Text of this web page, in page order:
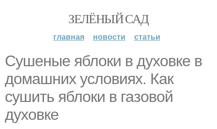
ЗЕЛЁНЫЙ САД
главная новости статьи
Сушеные яблоки в духовке в
домашних условиях. Как
сушить яблоки в газовой
духовке